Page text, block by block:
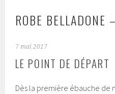
ROBE BELLADONE
7 mai 2017
LE POINT DE DÉPART
Dès la première ébauche de